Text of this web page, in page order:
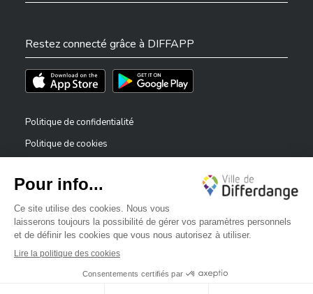
Restez connecté grâce à DIFFAPP
Téléchargez l'app sur l'App StoreTéléchargez l'app sur Play Store
Politique de confidentialité
Politique de cookies
Déclaration d’accessibilité
Dispositif de signalement — lanceurs d’alerte
✕
Bonjour, comment puis-je vous aider ?